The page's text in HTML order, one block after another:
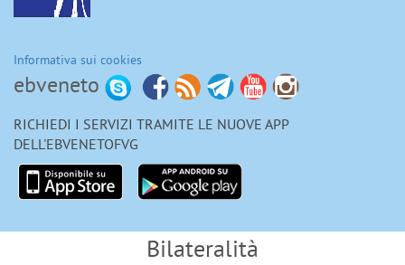
Informativa sui cookies
ebveneto
RICHIEDI I SERVIZI TRAMITE LE NUOVE APP
DELL'EBVENETOFVG
Bilateralità